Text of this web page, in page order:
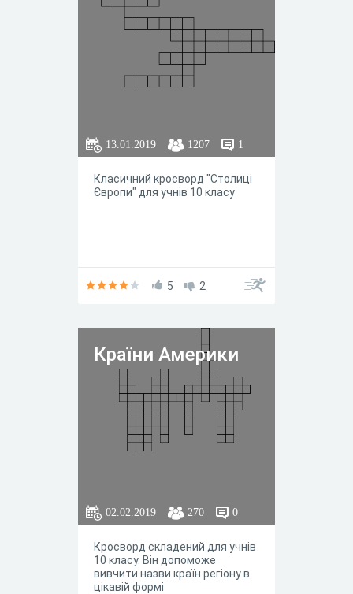
13.01.2019 1207 1
Класичний кросворд "Столиці
Європи" для учнів 10 класу
5 2
Країни Америки
02.02.2019 270 0
Кросворд складений для учнів
10 класу. Він допоможе
вивчити назви країн регіону в
цікавій формі